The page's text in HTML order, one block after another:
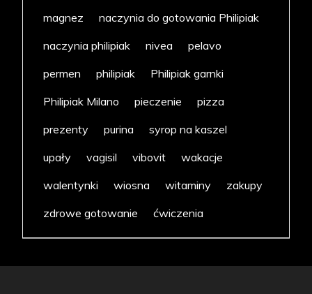
magnez
naczynia do gotowania Philipiak
naczynia philipiak
nivea
pelavo
permen
philipiak
Philipiak garnki
Philipiak Milano
pieczenie
pizza
prezenty
purina
syrop na kaszel
upały
vagisil vibovit
wakacje
walentynki
wiosna witaminy
zakupy
zdrowe gotowanie
ćwiczenia